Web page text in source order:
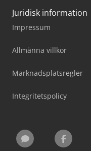
Juridisk information
Impressum
Allmänna villkor
Marknadsplatsregler
Integritetspolicy